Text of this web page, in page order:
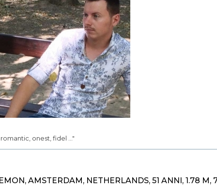
romantic, onest, fidel ..."
AMSTERDAM, NETHERLANDS, 51 ANNI, 1.78 M,